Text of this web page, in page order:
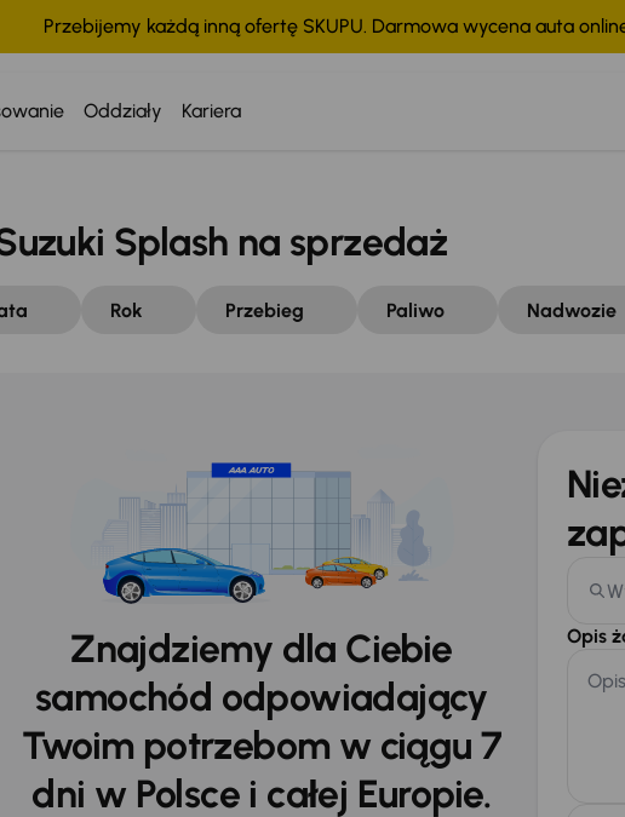
Przebijemy każdą inną ofertę SKUPU. Darmowa wycena auta
Oddziały Kariera
Splash na sprzedaż
Rok Przebieg Paliwo Nadwozie
Znajdziemy dla Ciebie
samochód odpowiadający
Twoim potrzebom w ciągu 7
dni w Polsce i całej Europie.
Opis